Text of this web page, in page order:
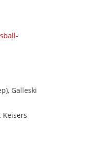
Galleski
Keisers